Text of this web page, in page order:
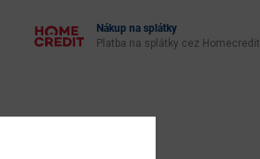
Nákup na splátky
Platba na splátky cez Homecredit